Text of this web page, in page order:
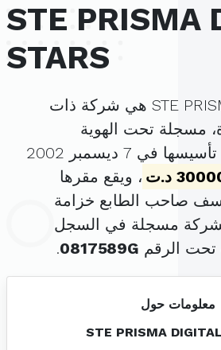
STE PRISMA
STARS
STE PRISMA DIGITAL STARS هي شركة ذات
مسجلة تحت الهوية
. تم تأسيسها في 7 ديسمبر 2002
د.ت
، ويقع مقرها
صاحب الطابع خزامة
مسجلة في السجل
الرقم 0817589G
.
معلومات حول
STE PRISMA